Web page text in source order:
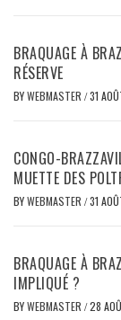
BRAQUAGE À
RÉSERVE
BYWEBMASTER /31
CONGO-
MUETTE DES
BYWEBMASTER /31
BRAQUAGE À
IMPLIQUÉ ?
BYWEBMASTER /28